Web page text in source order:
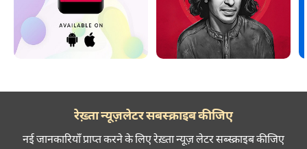
रेख़्ता न्यूज़लेटर सबस्क्राइब कीजिए
नई जानकारियाँ प्राप्त करने के लिए रेख़्ता न्यूज़ लेटर सब्स्क्राइब कीजिए